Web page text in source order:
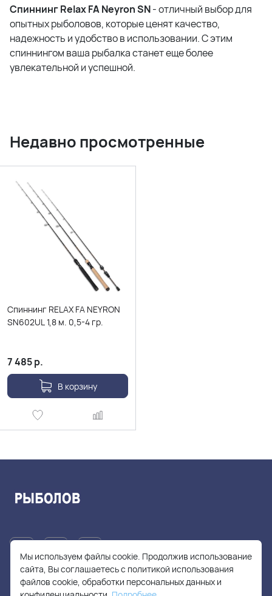
Спиннинг Relax FA Neyron SN- отличный выбор для
опытных рыболовов, которые ценят качество,
надежность и удобство в использовании. С этим
спиннингом ваша рыбалка станет еще более
увлекательной и успешной.
Недавно просмотренные
Спиннинг RELAX FA NEYRON
SN602UL 1,8 м. 0,5-4 гр.
7 485р.
В корзину
+7(905)705-55-49
Мы используем файлы cookie. Продолжив использование
сайта, Вы соглашаетесь с политикой использования
файлов cookie, обработки персональных данных и